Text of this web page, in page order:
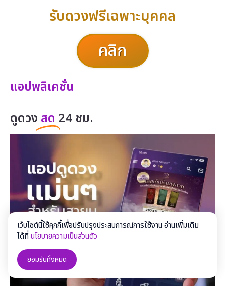
รับดวงฟรีเฉพาะบุคคล
คลิก
แอปพลิเคชั่น
ดูดวง สด 24 ชม.
เว็บไซต์นี้ใช้คุกกี้เพื่อปรับปรุงประสบการณ์การใช้งาน อ่านเพิ่มเติม
ได้ที่นโยบายความเป็นส่วนตัว
ยอมรับทั้งหมด